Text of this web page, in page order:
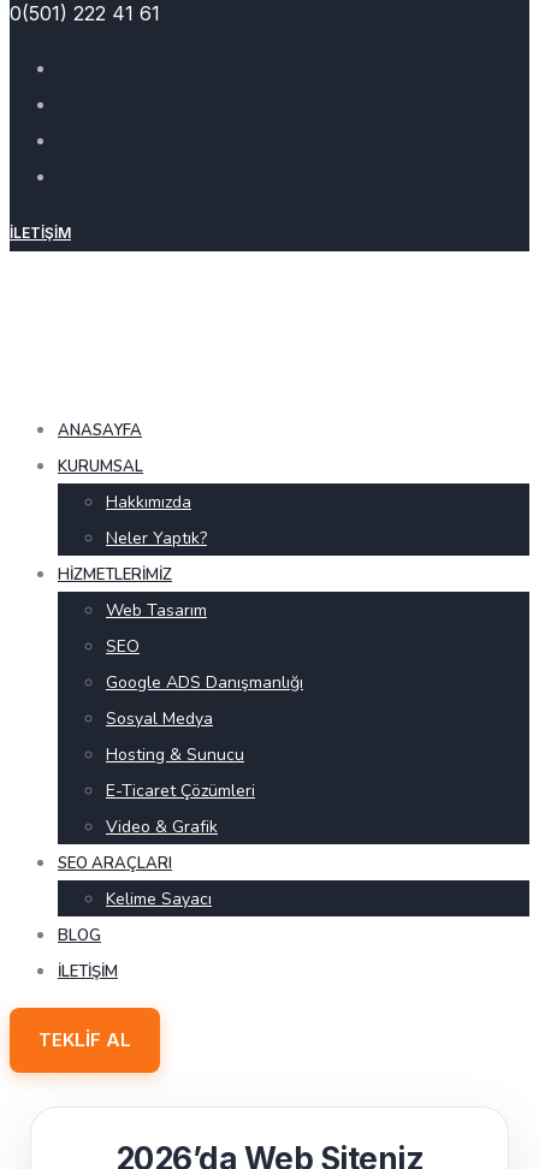
0(501) 222 41 61
İLETIŞIM
ANASAYFA
KURUMSAL
Hakkımızda
Neler Yaptık?
HIZMETLERIMIZ
Web Tasarım
SEO
Google ADS Danışmanlığı
Sosyal Medya
Hosting & Sunucu
E-Ticaret Çözümleri
Video & Grafik
SEO ARAÇLARI
Kelime Sayacı
BLOG
İLETIŞIM
TEKLIF AL
2026’da Web Siteniz